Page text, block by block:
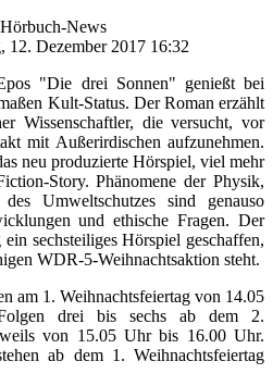
News
12. Dezember 2017 16:32
"Die drei Sonnen" genießt bei
Kult-Status. Der Roman erzählt
Wissenschaftler, die versucht, vor
mit Außerirdischen aufzunehmen.
neu produzierte Hörspiel, viel mehr
Story. Phänomene der Physik,
Umweltschutzes sind genauso
und ethische Fragen. Der
sechsteiliges Hörspiel geschaffen,
WDR-5-Weihnachtsaktion steht.
am 1. Weihnachtsfeiertag von 14.05
drei bis sechs ab dem 2.
von 15.05 Uhr bis 16.00 Uhr.
ab dem 1. Weihnachtsfeiertag